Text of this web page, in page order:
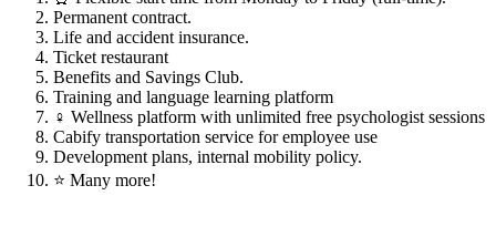
Permanent contract.
Life and accident insurance.
Ticket restaurant
Benefits and Savings Club.
Training and language learning platform
♀ Wellness platform with unlimited free psychologist sessions
Cabify transportation service for employee use
Development plans, internal mobility policy.
⭐ Many more!